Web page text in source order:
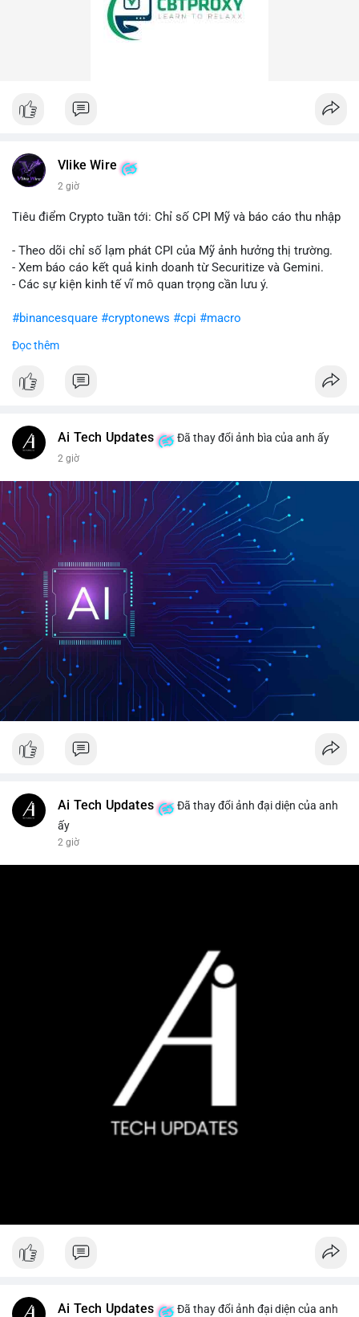
Vlike Wire
2 giờ
Tiêu điểm Crypto tuần tới: Chỉ số CPI Mỹ và báo cáo thu nhập
- Theo dõi chỉ số lạm phát CPI của Mỹ ảnh hưởng thị trường.
- Xem báo cáo kết quả kinh doanh từ Securitize và Gemini.
- Các sự kiện kinh tế vĩ mô quan trọng cần lưu ý.
#binancesquare #cryptonews #cpi #macro
$btc $eth
#vlikevn #titanbot
Đọc thêm
Ai Tech Updates Đã thay đổi ảnh bìa của anh ấy
2 giờ
Ai Tech Updates
Đã thay đổi ảnh đại diện của anh
ấy
2 giờ
Ai Tech Updates
Đã thay đổi ảnh đại diện của anh